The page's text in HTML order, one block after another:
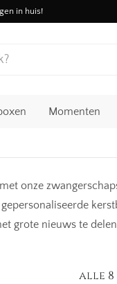
in huis!
Momenten
onze
grote nieuws te
alle 8